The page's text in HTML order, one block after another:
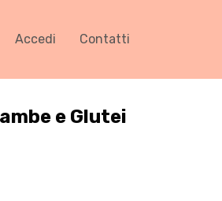
Accedi Contatti
e Glutei